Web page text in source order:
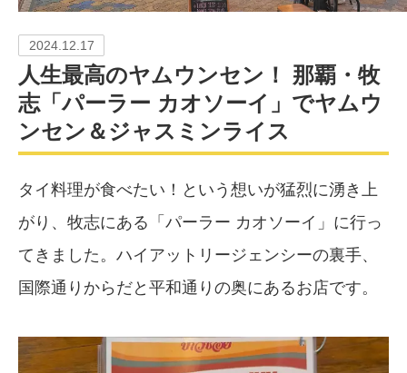
2024.12.17
人生最高のヤムウンセン！ 那覇・牧
志「パーラー カオソーイ」でヤムウ
ンセン＆ジャスミンライス
タイ料理が食べたい！という想いが猛烈に湧き上
がり、牧志にある「パーラー カオソーイ」に行っ
てきました。ハイアットリージェンシーの裏手、
国際通りからだと平和通りの奥にあるお店です。